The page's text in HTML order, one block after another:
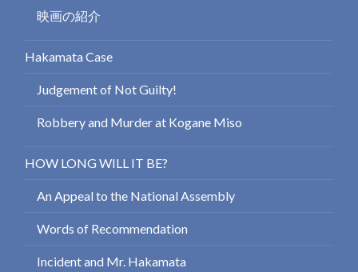
映画の紹介
Hakamata Case
Judgement of Not Guilty!
Robbery and Murder at Kogane Miso
HOW LONG WILL IT BE?
An Appeal to the National Assembly
Words of Recommendation
Incident and Mr. Hakamata